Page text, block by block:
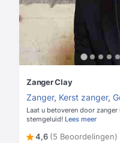
Zanger Clay
Zanger, Kerst zanger,
Laat u betoveren door
stemgeluid! Lees meer
4,6 (5 Beoordelingen)